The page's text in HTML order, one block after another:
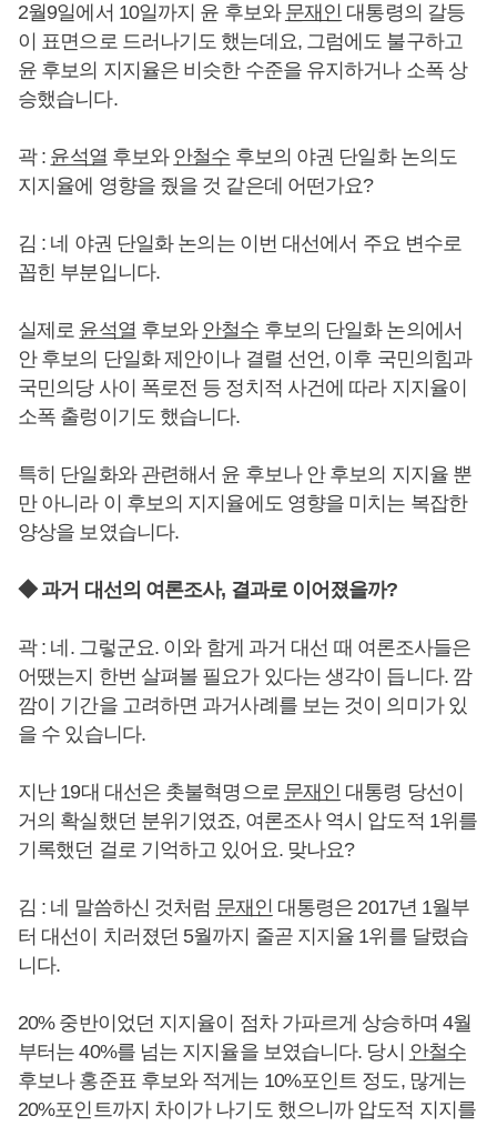
2월9일에서 10일까지 윤 후보와 문재인 대통령의 갈등
이 표면으로 드러나기도 했는데요, 그럼에도 불구하고
윤 후보의 지지율은 비슷한 수준을 유지하거나 소폭 상
승했습니다.
곽 : 윤석열 후보와 안철수 후보의 야권 단일화 논의도
지지율에 영향을 줬을 것 같은데 어떤가요?
김 : 네 야권 단일화 논의는 이번 대선에서 주요 변수로
꼽힌 부분입니다.
실제로 윤석열 후보와 안철수 후보의 단일화 논의에서
안 후보의 단일화 제안이나 결렬 선언, 이후 국민의힘과
국민의당 사이 폭로전 등 정치적 사건에 따라 지지율이
소폭 출렁이기도 했습니다.
특히 단일화와 관련해서 윤 후보나 안 후보의 지지율 뿐
만 아니라 이 후보의 지지율에도 영향을 미치는 복잡한
양상을 보였습니다.
◆ 과거 대선의 여론조사, 결과로 이어졌을까?
곽 : 네. 그렇군요. 이와 함게 과거 대선 때 여론조사들은
어땠는지 한번 살펴볼 필요가 있다는 생각이 듭니다. 깜
깜이 기간을 고려하면 과거사례를 보는 것이 의미가 있
을 수 있습니다.
지난 19대 대선은 촛불혁명으로 문재인 대통령 당선이
거의 확실했던 분위기였죠, 여론조사 역시 압도적 1위를
기록했던 걸로 기억하고 있어요. 맞나요?
김 : 네 말씀하신 것처럼 문재인 대통령은 2017년 1월부
터 대선이 치러졌던 5월까지 줄곧 지지율 1위를 달렸습
니다.
20% 중반이었던 지지율이 점차 가파르게 상승하며 4월
부터는 40%를 넘는 지지율을 보였습니다. 당시 안철수
후보나 홍준표 후보와 적게는 10%포인트 정도, 많게는
20%포인트까지 차이가 나기도 했으니까 압도적 지지를